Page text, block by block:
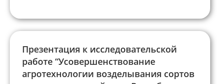
Презентация к исследовательской
работе “Усовершенствование
агротехнологии возделывания сортов